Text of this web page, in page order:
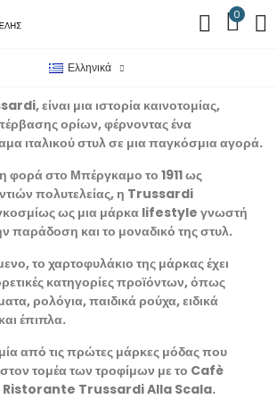
0
Ελληνικά
είναι μια ιστορία καινοτομίας,
ορίων, φέρνοντας ένα
ιταλικού στυλ σε μια παγκόσμια αγορά.
φορά στο Μπέργκαμο το 1911 ως
πολυτελείας, η Trussardi
ως μια μάρκα lifestyle γνωστή
παράδοση και το μοναδικό της στυλ.
το χαρτοφυλάκιο της μάρκας έχει
κατηγορίες προϊόντων, όπως
ρολόγια, παιδικά ρούχα, ειδικά
έπιπλα.
από τις πρώτες μάρκες μόδας που
τομέα των τροφίμων με το Cafè
Ristorante Trussardi Alla Scala.